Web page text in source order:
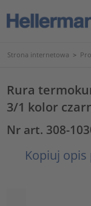
Strona internetowa >
Rura
3/1 kolor
Nr art. 308-
Kopiuj